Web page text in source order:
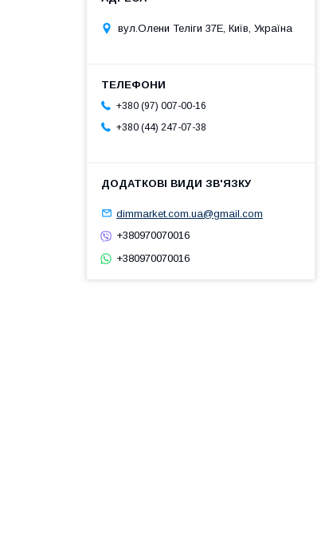
вул.Олени Теліги 37Е, Київ, Україна
+380 (97) 007-00-16
+380 (44) 247-07-38
dimmarket.com.ua@gmail.com
+380970070016
+380970070016